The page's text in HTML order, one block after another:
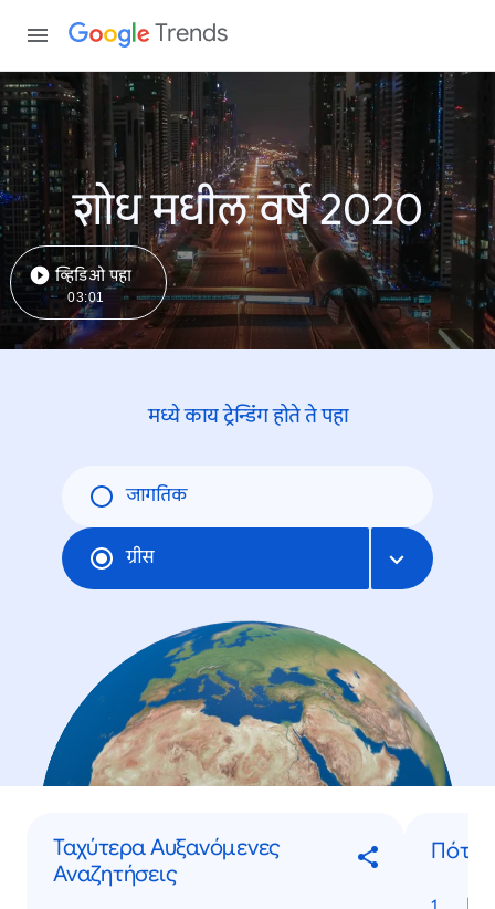
Trends
शोध मधील वर्ष 2020
व्हिडिओ पहा
03:01
मध्ये काय ट्रेन्डिंंग होते ते पहा
जागतिक
ग्रीस
Ταχύτερα Αυξανόμενες
Αναζητήσεις
Πότε...